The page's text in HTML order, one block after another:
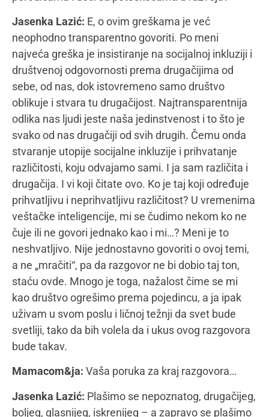
uživam u svom poslu i ličnoj težnji da svet bude
svetliji, tako da bih volela da i ukus ovog razgovora
bude takav.
Mamacom&ja:Vaša poruka za kraj razgovora…
Jasenka Lazić: Plašimo se nepoznatog, drugačijeg,
boljeg, glasnijeg, iskrenijeg – a zapravo se plašimo
nas samih. Svi bismo mi voleli da živimo u boljem
svetu, gde su jednakost i jednake šanse imperativ,
ali mi u takvom svetu ne živimo. Junaci knjige „6
koraka napred“, kao i svako dete sa razvojnim
poteškoćama, žele da prihvate vrline i mane sveta
u kojem žive. Neka i svet (čiji ste i vi deo, dragi
čitaoci) prihvati njihove mane i vrline. Srećno svima,
i nama i „njima“.